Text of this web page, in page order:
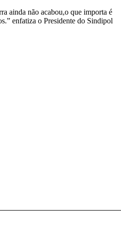
ainda não acabou,o que importa é
enfatiza o Presidente do Sindipol